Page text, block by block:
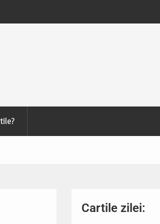
Expoziția
130.000 de
Cartile zilei: